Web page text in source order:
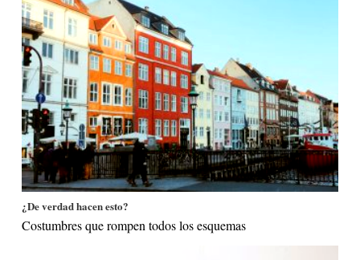
¿De verdad hacen esto?
Costumbres que rompen todos los esquemas